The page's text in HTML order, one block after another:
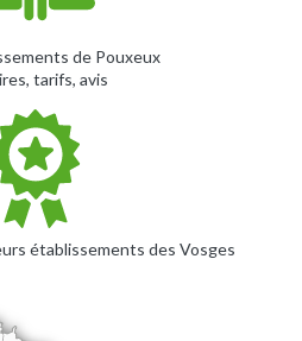
de Pouxeux
tarifs, avis
établissements des Vosges